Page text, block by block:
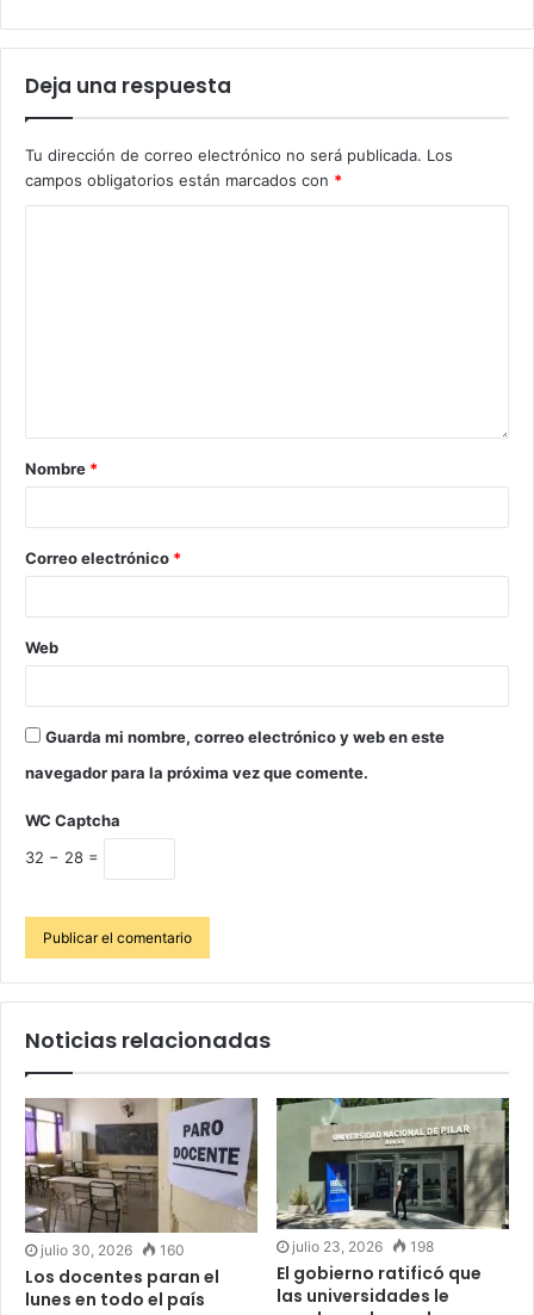
Deja una respuesta
Tu dirección de correo electrónico no será publicada. Los
campos obligatorios están marcados con *
Nombre *
Correo electrónico *
Web
Guarda mi nombre, correo electrónico y web en este
navegador para la próxima vez que comente.
WC Captcha
32 − 28 =
Noticias relacionadas
julio 30, 2026 160
Los docentes paran el
lunes en todo el país
julio 23, 2026 198
El gobierno ratificó que
las universidades le